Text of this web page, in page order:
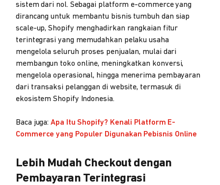
sistem dari nol. Sebagai platform e-commerce yang
dirancang untuk membantu bisnis tumbuh dan siap
scale-up, Shopify menghadirkan rangkaian fitur
terintegrasi yang memudahkan pelaku usaha
mengelola seluruh proses penjualan, mulai dari
membangun toko online, meningkatkan konversi,
mengelola operasional, hingga menerima pembayaran
dari transaksi pelanggan di website, termasuk di
ekosistem Shopify Indonesia.
Baca juga:Apa Itu Shopify? Kenali Platform E-
Commerce yang Populer Digunakan Pebisnis Online
Lebih Mudah Checkout dengan
Pembayaran Terintegrasi